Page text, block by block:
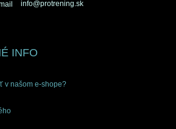
info@protrening.sk
INFO
v našom e-shope?